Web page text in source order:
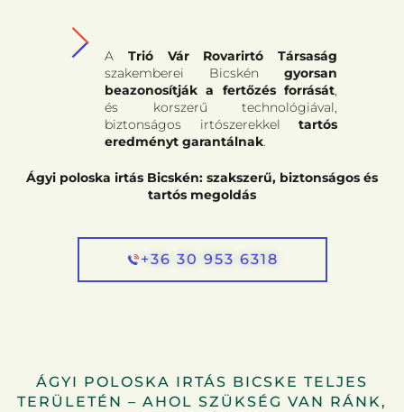
A Trió Vár Rovarirtó Társaság
szakemberei Bicskén gyorsan
beazonosítják a fertőzés forrását,
és korszerű technológiával,
biztonságos irtószerekkel tartós
eredményt garantálnak.
Ágyi poloska irtás Bicskén: szakszerű, biztonságos és
tartós megoldás
+36 30 953 6318
ÁGYI POLOSKA IRTÁS BICSKE TELJES
TERÜLETÉN – AHOL SZÜKSÉG VAN RÁNK,